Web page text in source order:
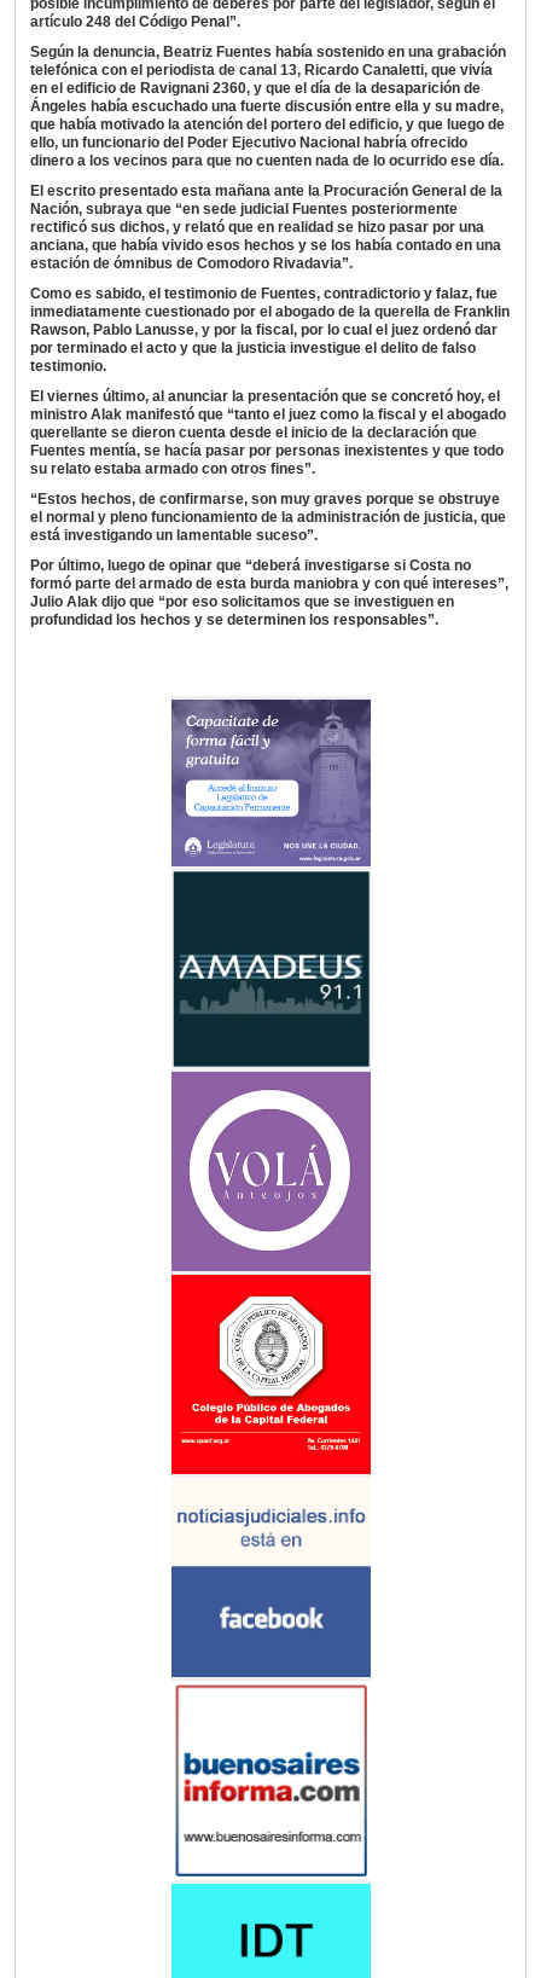
posible incumplimiento de deberes por parte del legislador, según el
artículo 248 del Código Penal”.
Según la denuncia, Beatriz Fuentes había sostenido en una grabación
telefónica con el periodista de canal 13, Ricardo Canaletti, que vivía
en el edificio de Ravignani 2360, y que el día de la desaparición de
Ángeles había escuchado una fuerte discusión entre ella y su madre,
que había motivado la atención del portero del edificio, y que luego de
ello, un funcionario del Poder Ejecutivo Nacional habría ofrecido
dinero a los vecinos para que no cuenten nada de lo ocurrido ese día.
El escrito presentado esta mañana ante la Procuración General de la
Nación, subraya que “en sede judicial Fuentes posteriormente
rectificó sus dichos, y relató que en realidad se hizo pasar por una
anciana, que había vivido esos hechos y se los había contado en una
estación de ómnibus de Comodoro Rivadavia”.
Como es sabido, el testimonio de Fuentes, contradictorio y falaz, fue
inmediatamente cuestionado por el abogado de la querella de Franklin
Rawson, Pablo Lanusse, y por la fiscal, por lo cual el juez ordenó dar
por terminado el acto y que la justicia investigue el delito de falso
testimonio.
El viernes último, al anunciar la presentación que se concretó hoy, el
ministro Alak manifestó que “tanto el juez como la fiscal y el abogado
querellante se dieron cuenta desde el inicio de la declaración que
Fuentes mentía, se hacía pasar por personas inexistentes y que todo
su relato estaba armado con otros fines”.
“Estos hechos, de confirmarse, son muy graves porque se obstruye
el normal y pleno funcionamiento de la administración de justicia, que
está investigando un lamentable suceso”.
Por último, luego de opinar que “deberá investigarse si Costa no
formó parte del armado de esta burda maniobra y con qué intereses”,
Julio Alak dijo que “por eso solicitamos que se investiguen en
profundidad los hechos y se determinen los responsables”.